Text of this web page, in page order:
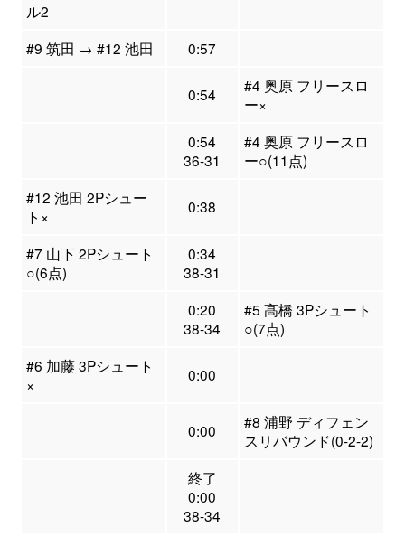
ル2
#9 筑田 → #12 池田 0:57
0:54
#4 奥原 フリースロ
ー×
0:54
36-31
#4 奥原 フリースロ
ー○(11点)
#12 池田 2Pシュー
ト×
0:38
#7 山下 2Pシュート
○(6点)
0:34
38-31
0:20
38-34
#5 髙橋 3Pシュート
○(7点)
#6 加藤 3Pシュート
×
0:00
0:00
#8 浦野 ディフェン
スリバウンド(0-2-2)
終了
0:00
38-34